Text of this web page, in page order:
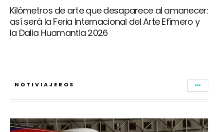
Kilómetros de arte que desaparece al amanecer:
así será la Feria Internacional del Arte Efímero y
la Dalia Huamantla 2026
NOTIVIAJEROS